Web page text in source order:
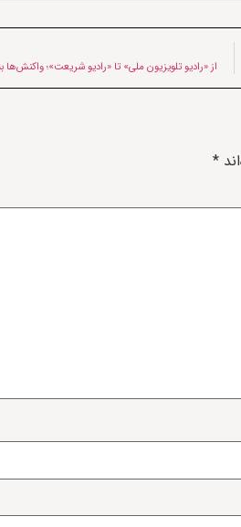
از «رادیو تلویزیون ملی» تا «رادیو شریعت»؛
*